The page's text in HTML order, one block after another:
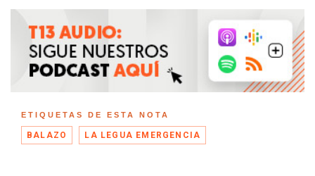
ETIQUETAS DE ESTA NOTA
BALAZO LA LEGUA EMERGENCIA